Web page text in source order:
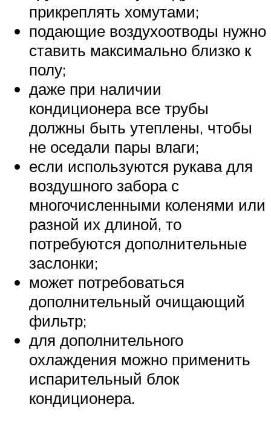
прикреплять хомутами;
подающие воздухоотводы нужно
ставить максимально близко к
полу;
даже при наличии
кондиционера все трубы
должны быть утеплены, чтобы
не оседали пары влаги;
если используются рукава для
воздушного забора с
многочисленными коленями или
разной их длиной, то
потребуются дополнительные
заслонки;
может потребоваться
дополнительный очищающий
фильтр;
для дополнительного
охлаждения можно применить
испарительный блок
кондиционера.